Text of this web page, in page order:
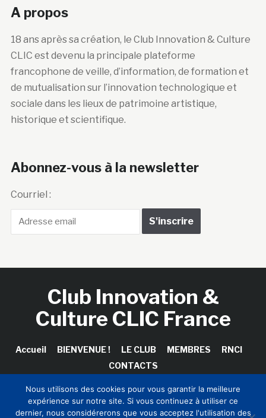
A propos
18 ans après sa création, le Club Innovation & Culture
CLIC est devenu la principale plateforme
francophone de veille, d’information, de formation et
de mutualisation sur l’innovation technologique et
sociale dans les lieux de patrimoine artistique,
historique et scientifique.
Abonnez-vous à la newsletter
Courriel :
Club Innovation &
Culture CLIC France
Accueil BIENVENUE ! LE CLUB MEMBRES
RNCI
CONTACTS
Nous utilisons des cookies pour vous garantir la meilleure
expérience sur notre site. Si vous continuez à utiliser ce
dernier, nous considérerons que vous acceptez l'utilisation des